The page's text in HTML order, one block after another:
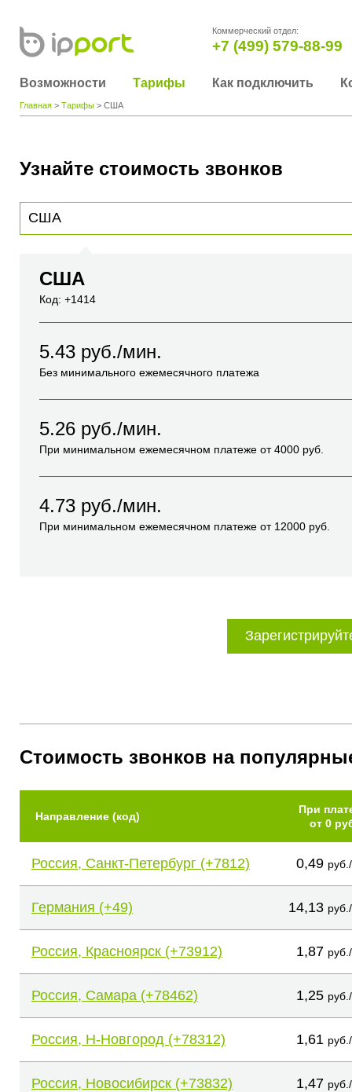
Коммерческий отдел:
+7 (499) 579-88-99
Возможности Тарифы Как подключить
Главная > Тарифы > США
Узнайте стоимость звонков
США
Код: +1414
5.43 руб./мин.
Без минимального ежемесячного платежа
5.26 руб./мин.
При минимальном ежемесячном платеже от4000 руб.
4.73 руб./мин.
При минимальном ежемесячном платеже от 12000 руб.
Стоимость звонков на
Направление (код)
При
от 0
Россия, Санкт-Петербург (+7812) 0,49
Германия (+49) 14,13
Россия, Красноярск (+73912) 1,87
Россия, Самара (+78462) 1,25
Россия, Н-Новгород (+78312) 1,61
Россия, Новосибирск (+73832) 1,47